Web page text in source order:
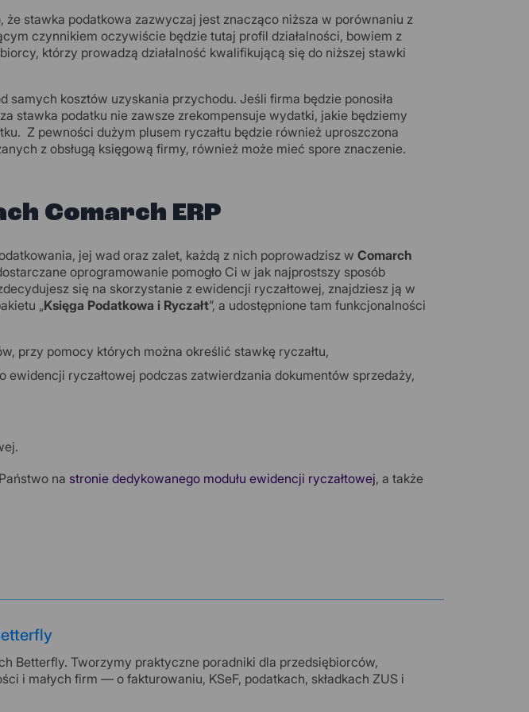
że stawka podatkowa zazwyczaj jest znacząco niższa w porównaniu z
czynnikiem oczywiście będzie tutaj profil działalności, bowiem z
którzy prowadzą działalność kwalifikującą się do niższej stawki
samych kosztów uzyskania przychodu. Jeśli firma będzie ponosiła
stawka podatku nie zawsze zrekompensuje wydatki, jakie będziemy
Z pewności dużym plusem ryczałtu będzie również uproszczona
z obsługą księgową firmy, również może mieć spore znaczenie.
Comarch ERP
jej wad oraz zalet, każdą z nich poprowadzisz w Comarch
oprogramowanie pomogło Ci w jak najprostszy sposób
się na skorzystanie z ewidencji ryczałtowej, znajdziesz ją w
„Księga Podatkowa i Ryczałt”, a udostępnione tam funkcjonalności
przy pomocy których można określić stawkę ryczałtu,
ewidencji ryczałtowej podczas zatwierdzania dokumentów sprzedaży,
na stronie dedykowanego modułu ewidencji ryczałtowej, a także
Betterfly. Tworzymy praktyczne poradniki dla przedsiębiorców,
i małych firm — o fakturowaniu, KSeF, podatkach, składkach ZUS i